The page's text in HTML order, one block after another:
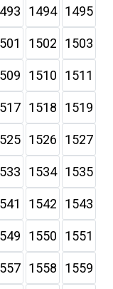
1494 1495
1502 1503
1510 1511
1518 1519
1526 1527
1534 1535
1542 1543
1550 1551
1558 1559